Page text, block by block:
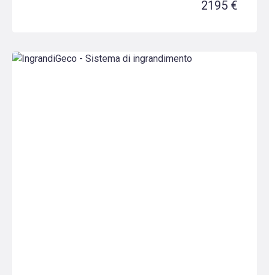
2195 €